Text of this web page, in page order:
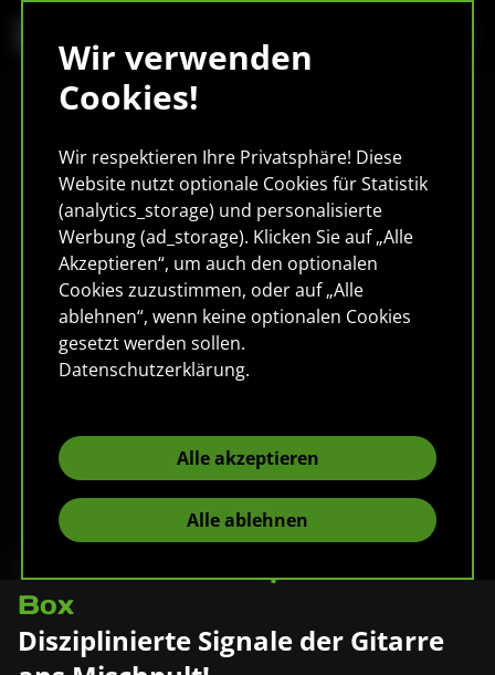
Wir verwenden
Cookies!
Wir respektieren Ihre Privatsphäre! Diese
Website nutzt optionale Cookies für Statistik
(analytics_storage) und personalisierte
Werbung (ad_storage). Klicken Sie auf „Alle
Akzeptieren“, um auch den optionalen
Cookies zuzustimmen, oder auf „Alle
ablehnen“, wenn keine optionalen Cookies
gesetzt werden sollen.
Datenschutzerklärung.
Alle akzeptieren
Alle ablehnen
Pronomic PDI-10 passive DI-
Box
Disziplinierte Signale der Gitarre